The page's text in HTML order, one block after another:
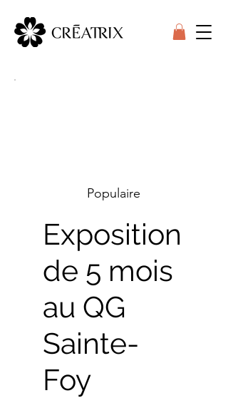
Populaire
Exposition
de 5 mois
au QG
Sainte-
Foy